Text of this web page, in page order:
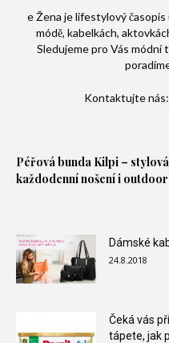
e Žena je lifestylový časopis
módě, kabelkách,
Sledujeme pro Vás módní
Kontaktujte nás:
Péřová bunda Kilpi –
každodenní nošení i
Dámské
24.8.2018
Čeká vás
tápete, jak